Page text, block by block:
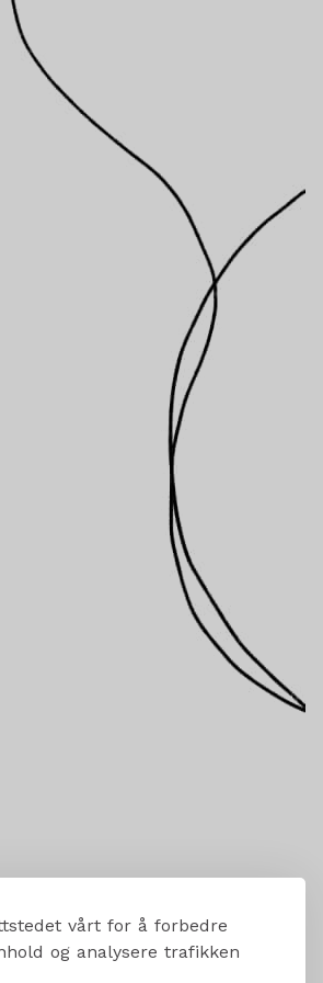
vårt for å forbedre
og analysere trafikken